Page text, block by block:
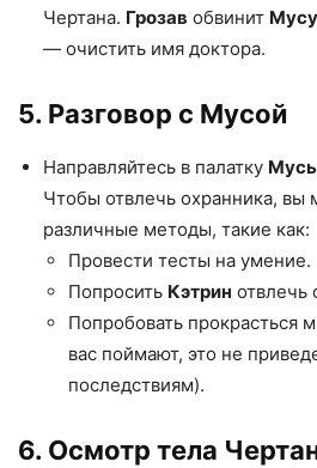
Чертана. Грозав обвинит Мусу
— очистить имя доктора.
5. Разговор с Мусой
Направляйтесь в палатку
Чтобы отвлечь охранника, вы
различные методы, такие как:
Провести тесты на умение.
Попросить Кэтрин отвлечь
Попробовать прокрасться
вас поймают, это не
последствиям).
6. Осмотр тела